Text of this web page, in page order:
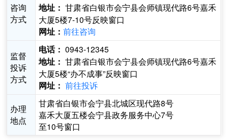
咨询
方式
地址： 甘肃省白银市会宁县会师镇现代路6号嘉禾
大厦5楼7-10号反映窗口
网址：前往咨询
监督
投诉
方式
电话： 0943-12345
地址： 甘肃省白银市会宁县会师镇现代路6号嘉禾
大厦5楼“办不成事”反映窗口
网址： 前往投诉
办理
地点
甘肃省白银市会宁县北城区现代路8号
嘉禾大厦五楼会宁县政务服务中心7号
至10号窗口